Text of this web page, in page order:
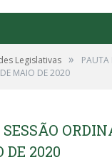
Legislativas »
PAUTA
MAIO DE 2020
DE 2020